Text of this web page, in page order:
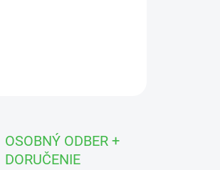
OSOBNÝ ODBER +
DORUČENIE